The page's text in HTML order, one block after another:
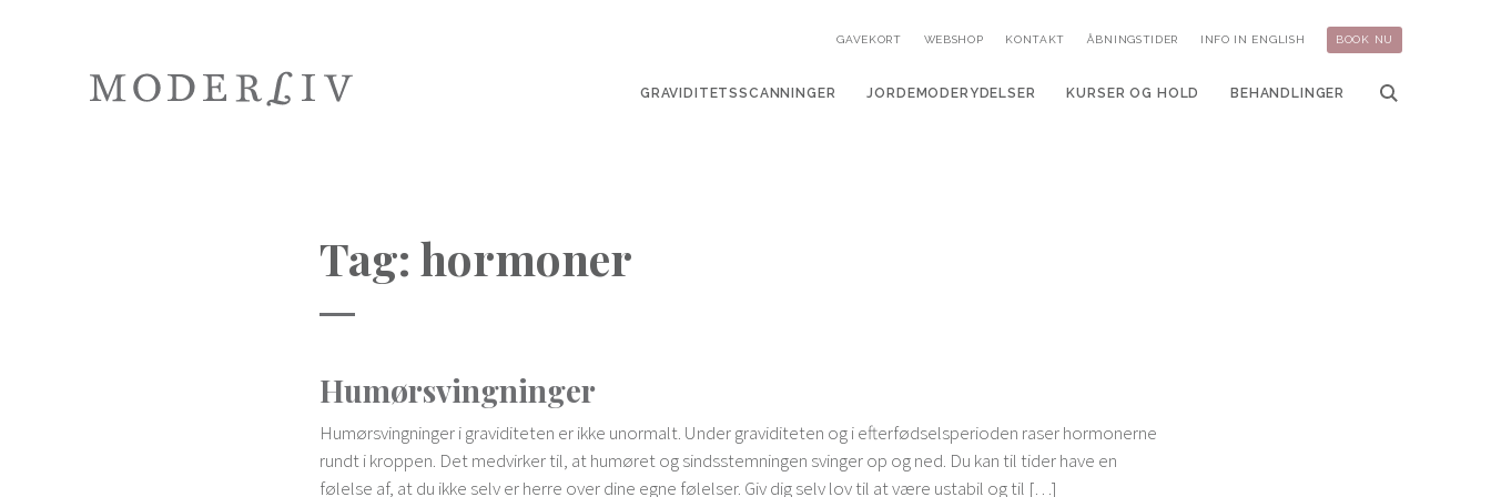
GRAVIDITETSSCANNINGER JORDEMODERYDELSER KURSER OG HOLD BEHANDLINGER
GAVEKORT WEBSHOP KONTAKT ÅBNINGSTIDER INFO IN ENGLISH BOOK NU
Tag: hormoner
Humørsvingninger
Humørsvingninger i graviditeten er ikke unormalt. Under graviditeten og i efterfødselsperioden raser hormonerne
rundt i kroppen. Det medvirker til, at humøret og sindsstemningen svinger op og ned. Du kan til tider have en
følelse af, at du ikke selv er herre over dine egne følelser. Giv dig selv lov til at være ustabil og til […]